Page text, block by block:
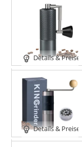
Details & Preise
Details & Preise